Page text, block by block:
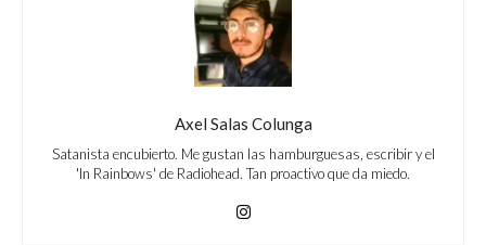
Axel Salas Colunga
Satanista encubierto. Me gustan las hamburguesas, escribir y el
'In Rainbows' de Radiohead. Tan proactivo que da miedo.